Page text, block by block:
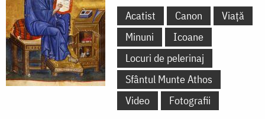
Acatist Canon
Viață
Minuni
Icoane
Locuri de pelerinaj
Sfântul Munte Athos
Video
Fotografii